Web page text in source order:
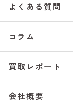
よくある質問
コラム
買取レポート
会社概要